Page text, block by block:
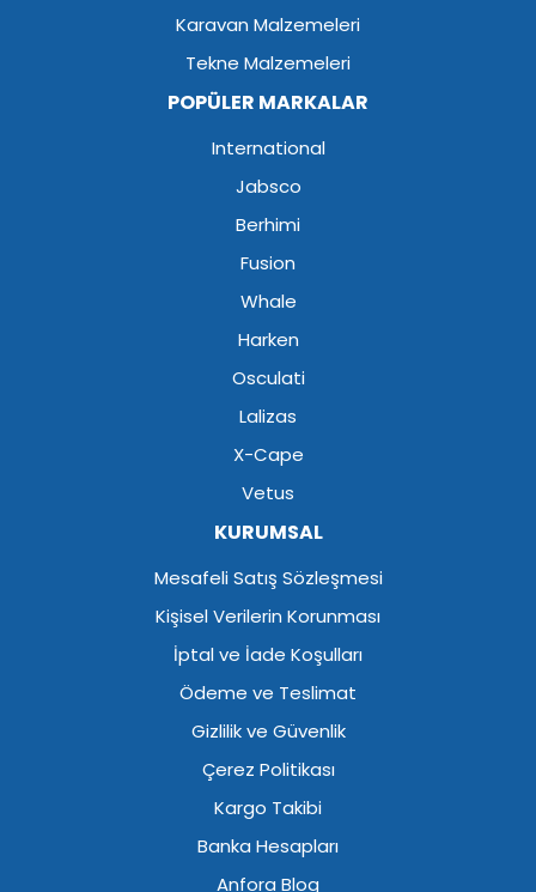
Karavan Malzemeleri
Tekne Malzemeleri
POPÜLER MARKALAR
International
Jabsco
Berhimi
Fusion
Whale
Harken
Osculati
Lalizas
X-Cape
Vetus
KURUMSAL
Mesafeli Satış Sözleşmesi
Kişisel Verilerin Korunması
İptal ve İade Koşulları
Ödeme ve Teslimat
Gizlilik ve Güvenlik
Çerez Politikası
Kargo Takibi
Banka Hesapları
Anfora Blog